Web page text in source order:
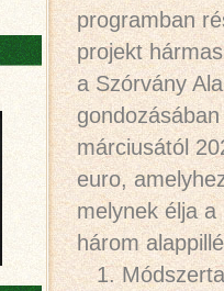
programban
projekt
a Szórvány
márciusától
euro,
melynek élja
három
1.